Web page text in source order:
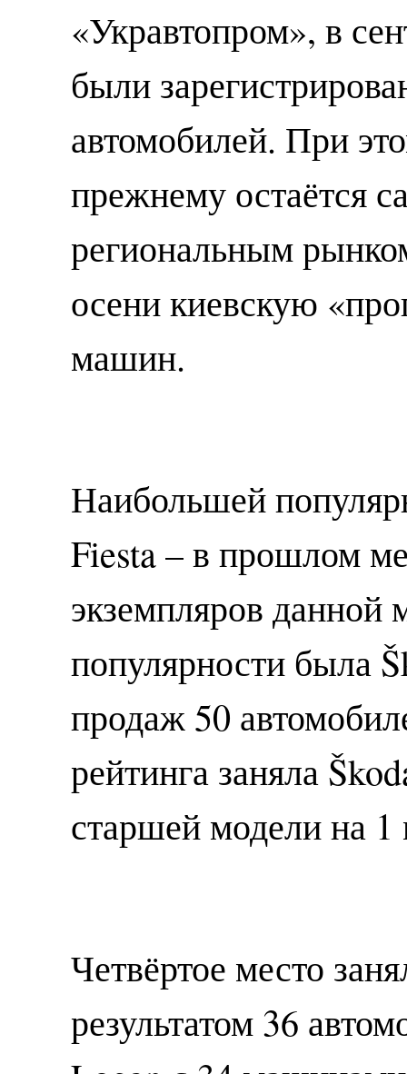
«Укравтопром», в
были
автомобилей. При
прежнему остаётся
региональным
осени киевскую
машин.
Наибольшей
Fiesta – в прошлом
экземпляров данной
популярности была
продаж 50
рейтинга заняла
старшей модели на
Четвёртое место
результатом 36